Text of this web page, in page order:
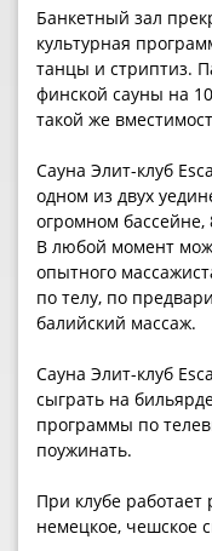
Банкетный зал
культурная
танцы и стриптиз.
финской сауны на
такой же
Сауна Элит-клуб
одном из двух
огромном бассейне,
В любой момент
опытного
по телу, по
балийский массаж.
Сауна Элит-клуб
сыграть на
программы по
поужинать.
При клубе работает
немецкое, чешское